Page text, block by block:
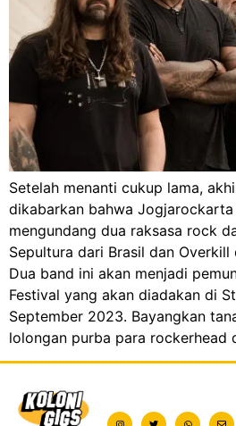
Setelah menanti cukup lama,
dikabarkan bahwa Jogjarockarta
mengundang dua raksasa rock
Sepultura dari Brasil dan
Dua band ini akan menjadi
Festival yang akan diadakan di
September 2023. Bayangkan
lolongan purba para rockerhead